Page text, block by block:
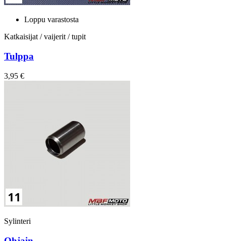
Loppu varastosta
Katkaisijat / vaijerit / tupit
Tulppa
3,95 €
Sylinteri